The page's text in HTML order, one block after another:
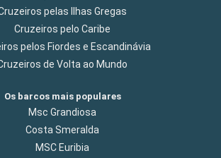
pelas Ilhas Gregas
Cruzeiros pelo Caribe
pelos Fiordes e Escandinávia
de Volta ao Mundo
Os barcos mais populares
Msc Grandiosa
Costa Smeralda
MSC Euribia